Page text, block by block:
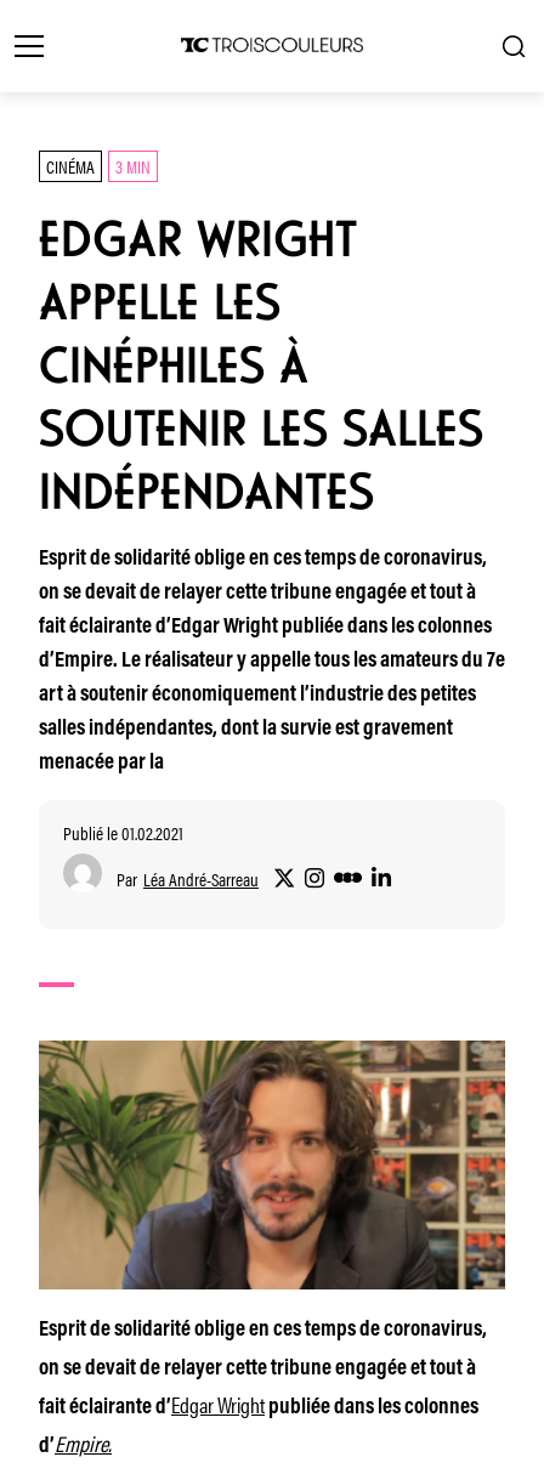
CINÉMA 3 MIN
EDGAR WRIGHT
APPELLE LES
CINÉPHILES À
SOUTENIR LES SALLES
INDÉPENDANTES
Esprit de solidarité oblige en ces temps de coronavirus,
on se devait de relayer cette tribune engagée et tout à
fait éclairante d’Edgar Wright publiée dans les colonnes
d’Empire. Le réalisateur y appelle tous les amateurs du 7e
art à soutenir économiquement l’industrie des petites
salles indépendantes, dont la survie est gravement
menacée par la
Publié le 01.02.2021
Par Léa André-Sarreau
Esprit de solidarité oblige en ces temps de coronavirus,
on se devait de relayer cette tribune engagée et tout à
fait éclairante d’Edgar Wrightpubliée dans les colonnes
d’Empire.